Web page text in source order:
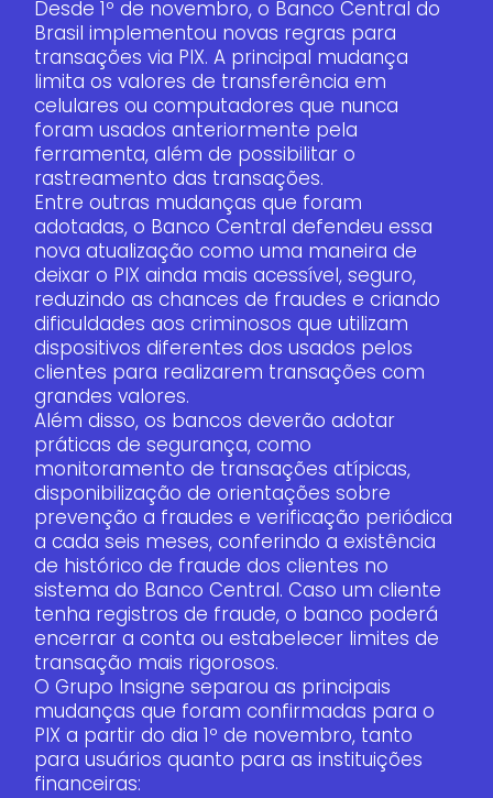
Desde 1º de novembro, o Banco Central do
Brasil implementou novas regras para
transações via PIX. A principal mudança
limita os valores de transferência em
celulares ou computadores que nunca
foram usados anteriormente pela
ferramenta, além de possibilitar o
rastreamento das transações.
Entre outras mudanças que foram
adotadas, o Banco Central defendeu essa
nova atualização como uma maneira de
deixar o PIX ainda mais acessível, seguro,
reduzindo as chances de fraudes e criando
dificuldades aos criminosos que utilizam
dispositivos diferentes dos usados pelos
clientes para realizarem transações com
grandes valores.
Além disso, os bancos deverão adotar
práticas de segurança, como
monitoramento de transações atípicas,
disponibilização de orientações sobre
prevenção a fraudes e verificação periódica
a cada seis meses, conferindo a existência
de histórico de fraude dos clientes no
sistema do Banco Central. Caso um cliente
tenha registros de fraude, o banco poderá
encerrar a conta ou estabelecer limites de
transação mais rigorosos.
O Grupo Insigne separou as principais
mudanças que foram confirmadas para o
PIX a partir do dia 1º de novembro, tanto
para usuários quanto para as instituições
financeiras: